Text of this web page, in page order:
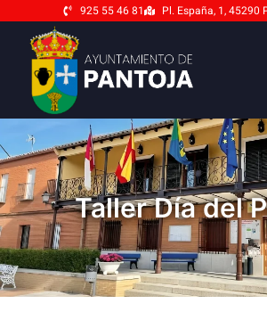
925 55 46 81 Pl. España, 1, 45290
Taller Día del